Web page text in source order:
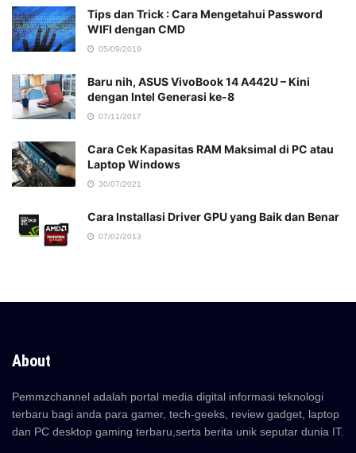
Tips dan Trick : Cara Mengetahui Password
WIFI dengan CMD
05/09/2019
Baru nih, ASUS VivoBook 14 A442U – Kini
dengan Intel Generasi ke-8
07/11/2017
Cara Cek Kapasitas RAM Maksimal di PC atau
Laptop Windows
30/07/2021
Cara Installasi Driver GPU yang Baik dan Benar
07/02/2013
About
Pemmzchannel adalah portal media digital informasi teknologi
terbaru bagi anda para gamer, tech-geeks, review gadget, laptop
dan PC desktop gaming terbaru,serta berita unik seputar dunia IT.